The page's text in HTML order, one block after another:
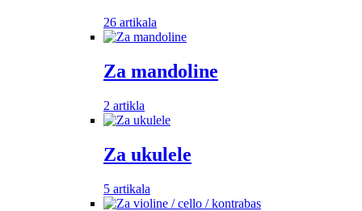
26 artikala
Za mandoline
2 artikla
Za ukulele
5 artikala